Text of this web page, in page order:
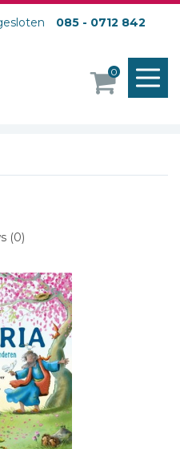
085 - 0712 842
0
(0)